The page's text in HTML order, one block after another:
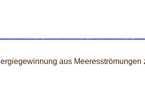
aus Meeresströmungen